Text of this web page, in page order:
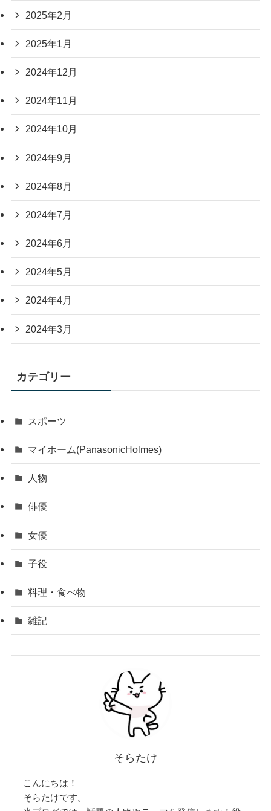
2025年2月
2025年1月
2024年12月
2024年11月
2024年10月
2024年9月
2024年8月
2024年7月
2024年6月
2024年5月
2024年4月
2024年3月
カテゴリー
スポーツ
マイホーム(PanasonicHolmes)
人物
俳優
女優
子役
料理・食べ物
雑記
そらたけ
こんにちは！
そらたけです。